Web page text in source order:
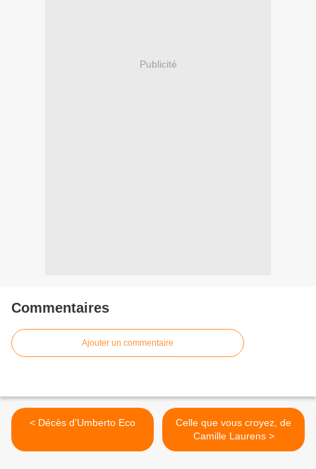
Publicité
Commentaires
Ajouter un commentaire
< Décès d'Umberto Eco
Celle que vous croyez, de
Camille Laurens >